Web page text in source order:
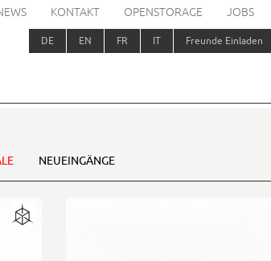
KONTAKT OPENSTORAGE JOBS
DE EN FR IT Freunde Einladen
NEUEINGÄNGE